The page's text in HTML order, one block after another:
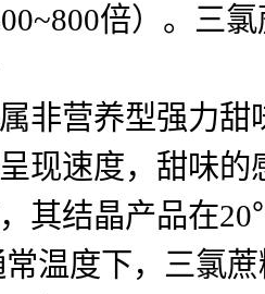
倍）。三
非营养型强力
现速度，甜味
其结晶产品在
温度下，三氯